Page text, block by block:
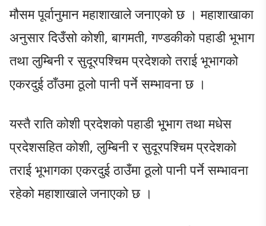
मौसम पूर्वानुमान महाशाखाले जनाएको छ । महाशाखाका
अनुसार दिउँसो कोशी, बागमती, गण्डकीको पहाडी भूभाग
तथा लुम्बिनी र सुदूरपश्चिम प्रदेशको तराई भूभागको
एकरदुई ठाँउमा ठूलो पानी पर्ने सम्भावना छ ।
यस्तै राति कोशी प्रदेशको पहाडी भू्भाग तथा मधेस
प्रदेशसहित कोशी, लुम्बिनी र सुदूरपश्चिम प्रदेशको
तराई भूभागका एकरदुई ठाउँमा ठूलो पानी पर्ने सम्भावना
रहेको महाशाखाले जनाएको छ ।